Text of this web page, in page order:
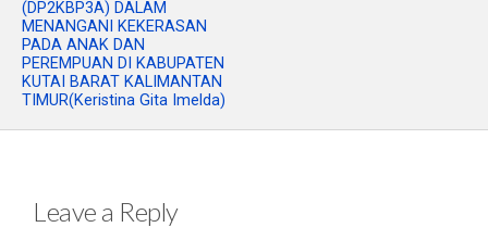
(DP2KBP3A) DALAM
MENANGANI KEKERASAN
PADA ANAK DAN
PEREMPUAN DI KABUPATEN
KUTAI BARAT KALIMANTAN
TIMUR(Keristina Gita Imelda)
Leave a Reply